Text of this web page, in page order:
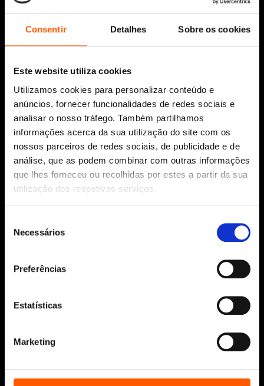
Consentir Detalhes Sobre os cookies
Este website utiliza cookies
Utilizamos cookies para personalizar conteúdo e
anúncios, fornecer funcionalidades de redes sociais e
analisar o nosso tráfego. Também partilhamos
informações acerca da sua utilização do site com os
nossos parceiros de redes sociais, de publicidade e de
análise, que as podem combinar com outras informações
que lhes forneceu ou recolhidas por estes a partir da sua
utilização dos respetivos serviços.
Necessários
Preferências
Estatísticas
Marketing
Siga-nos:
Aviso Legal
Política de Cookies
Política de segurança e privacidade
Ajuda, Termos e Condições
Unipessoal Lda.
Todos os direitos reservados.
Sobre nós
Bibliotecas)